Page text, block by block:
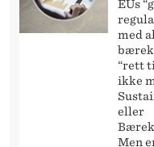
EUs
med
“rett
ikke
eller
Men